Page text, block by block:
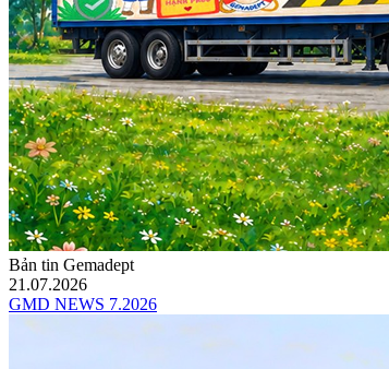
Bản tin Gemadept
21.07.2026
GMD NEWS 7.2026